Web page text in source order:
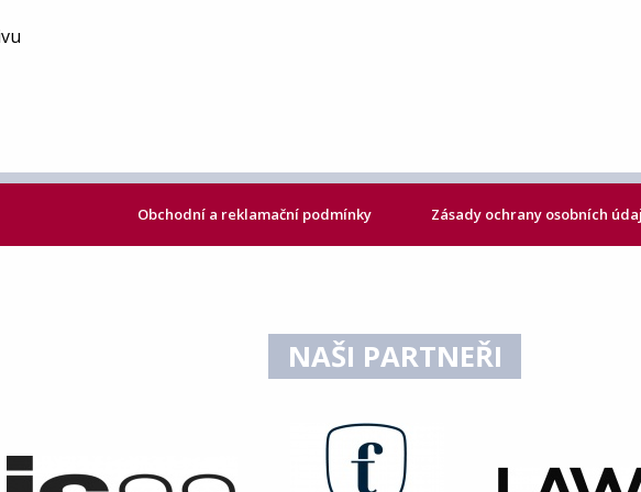
Obchodní a reklamační podmínky Zásady ochrany osobních
NAŠI PARTNEŘI